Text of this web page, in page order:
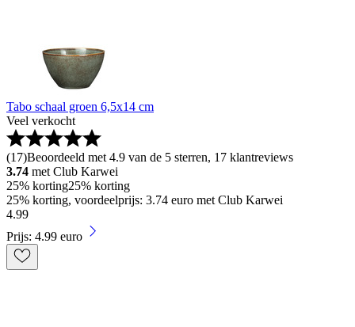
Tabo schaal groen 6,5x14 cm
Veel verkocht
(17)Beoordeeld met 4.9 van de 5 sterren, 17 klantreviews
3.74 met Club Karwei
25% korting25% korting
25% korting, voordeelprijs: 3.74 euro met Club Karwei
4.99
Prijs: 4.99 euro